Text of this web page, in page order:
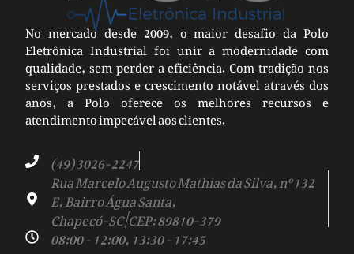
No mercado desde 2009, o maior desafio da Polo
Eletrônica Industrial foi unir a modernidade com
qualidade, sem perder a eficiência. Com tradição nos
serviços prestados e crescimento notável através dos
anos, a Polo oferece os melhores recursos e
atendimento impecável aos clientes.
(49) 3026-2247
Rua Marcelo Augusto Mathias da Silva, nº 132
E, Bairro Água Santa,
Chapecó-SC | CEP: 89810-379
08:00 - 12:00, 13:30 - 17:45